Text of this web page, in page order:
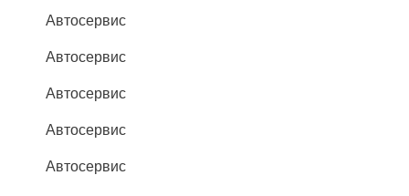
Автосервис
Автосервис
Автосервис
Автосервис
Автосервис